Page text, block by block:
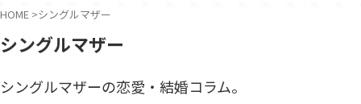
中高年、熟年の恋愛・結婚コラム
デート情報
診断コンテンツ
熟年シリーズ
HOME >シングルマザー
シングルマザー
シングルマザーの恋愛・結婚コラム。